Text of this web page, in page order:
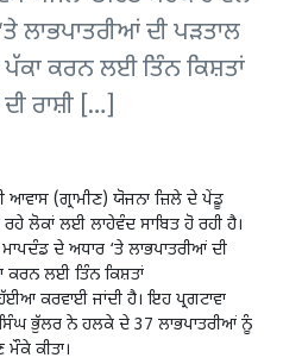
ਲਾਭਪਾਤਰੀਆਂ ਦੀ ਪੜਤਾਲ
ਕਰਨ ਲਈ ਤਿੰਨ ਕਿਸ਼ਤਾਂ
ਰਾਸ਼ੀ […]
ਆਵਾਸ (ਗ੍ਰਾਮੀਣ) ਯੋਜਨਾ ਜ਼ਿਲੇ ਦੇ ਪੇਂਡੂ
ਲੋਕਾਂ ਲਈ ਲਾਹੇਵੰਦ ਸਾਬਿਤ ਹੋ ਰਹੀ ਹੈ।
ਦੇ ਅਧਾਰ ‘ਤੇ ਲਾਭਪਾਤਰੀਆਂ ਦੀ
ਕਰਨ ਲਈ ਤਿੰਨ ਕਿਸ਼ਤਾਂ
ਕਰਵਾਈ ਜਾਂਦੀ ਹੈ। ਇਹ ਪ੍ਰਗਟਾਵਾ
ਸਿੰਘ ਭੁੱਲਰ ਨੇ ਹਲਕੇ ਦੇ 37 ਲਾਭਪਾਤਰੀਆਂ ਨੂੰ
ਕੀਤਾ।